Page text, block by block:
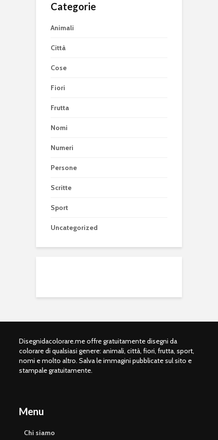
Categorie
Animali
Città
Cose
Fiori
Frutta
Nomi
Numeri
Persone
Scritte
Sport
Uncategorized
Disegnidacolorare.me offre gratuitamente disegni da
colorare di qualsiasi genere: animali, città, fiori, frutta, sport,
nomi e molto altro. Salva le immagini pubblicate sul sito e
stampale gratuitamente.
Menu
Chi siamo